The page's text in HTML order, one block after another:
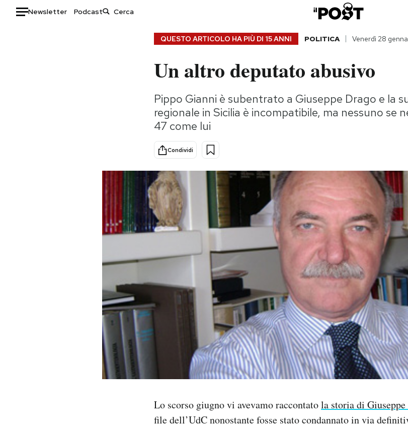
Newsletter Podcast
Consumismi
Storie/Idee
Ok Boomer!
Europa
Altrecose
Mondiali calcio 2026
QUESTO ARTICOLO HA PIÙ DI 15 ANNI POLITICA Venerdì 28
Un altro deputato abusivo
Pippo Gianni è subentrato a Giuseppe Drago e la
regionale in Sicilia è incompatibile, ma nessuno se
47 come lui
Condividi
Lo scorso giugno vi avevamo raccontatola storia di
file dell’UdC nonostante fosse stato condannato in via